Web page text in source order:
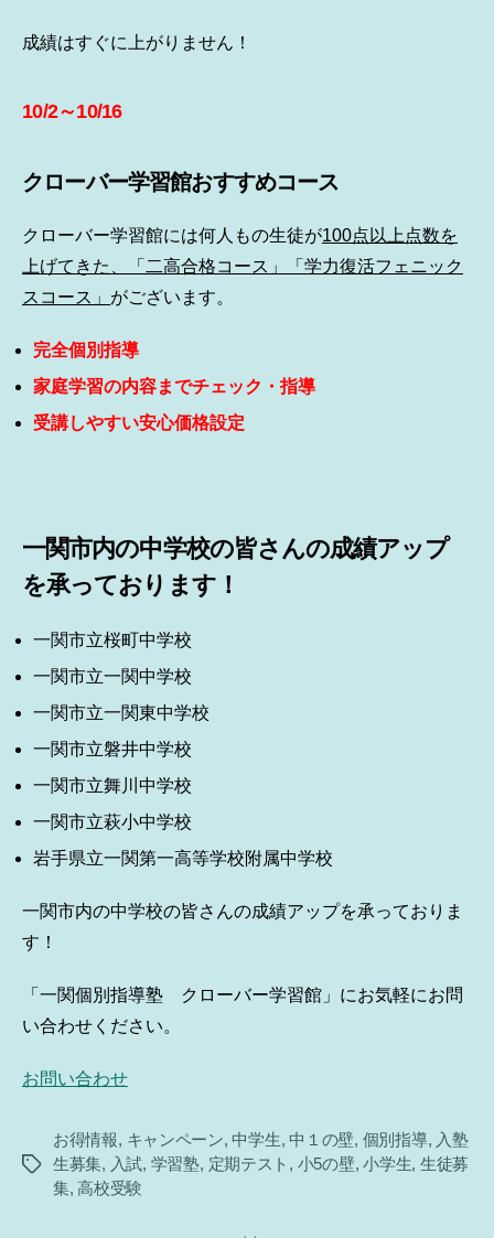
成績はすぐに上がりません！
10/2～10/16
クローバー学習館おすすめコース
クローバー学習館には何人もの生徒が100点以上点数を
上げてきた、「二高合格コース」「学力復活フェニック
スコース」 がございます。
完全個別指導
家庭学習の内容までチェック・指導
受講しやすい安心価格設定
一関市内の中学校の皆さんの成績アップ
を承っております！
一関市立桜町中学校
一関市立一関中学校
一関市立一関東中学校
一関市立磐井中学校
一関市立舞川中学校
一関市立萩小中学校
岩手県立一関第一高等学校附属中学校
一関市内の中学校の皆さんの成績アップを承っておりま
す！
「一関個別指導塾 クローバー学習館」にお気軽にお問
い合わせください。
お問い合わせ
タ
お得情報, キャンペーン,中学生,中１の壁, 個別指導, 入塾
生募集, 入試, 学習塾, 定期テスト , 小5の壁,小学生, 生徒募
集,高校受験